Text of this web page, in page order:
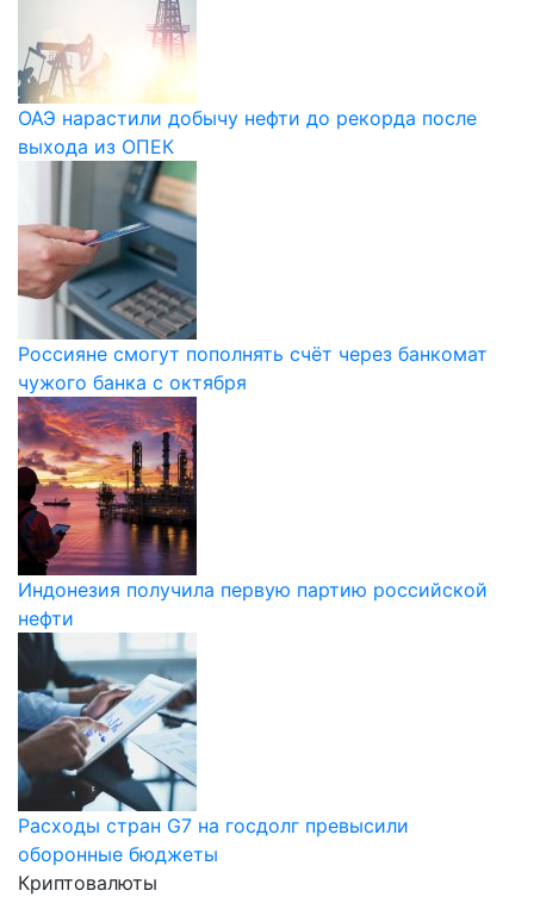
ОАЭ нарастили добычу нефти до рекорда после
выхода из ОПЕК
Россияне смогут пополнять счёт через банкомат
чужого банка с октября
Индонезия получила первую партию российской
нефти
Расходы стран G7 на госдолг превысили
оборонные бюджеты
Криптовалюты